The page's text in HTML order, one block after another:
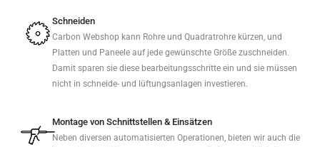
Schneiden
Carbon Webshop kann Rohre und Quadratrohre kürzen, und
Platten und Paneele auf jede gewünschte Größe zuschneiden.
Damit sparen sie diese bearbeitungsschritte ein und sie müssen
nicht in schneide- und lüftungsanlagen investieren.
Montage von Schnittstellen & Einsätzen
Neben diversen automatisierten Operationen, bieten wir auch die